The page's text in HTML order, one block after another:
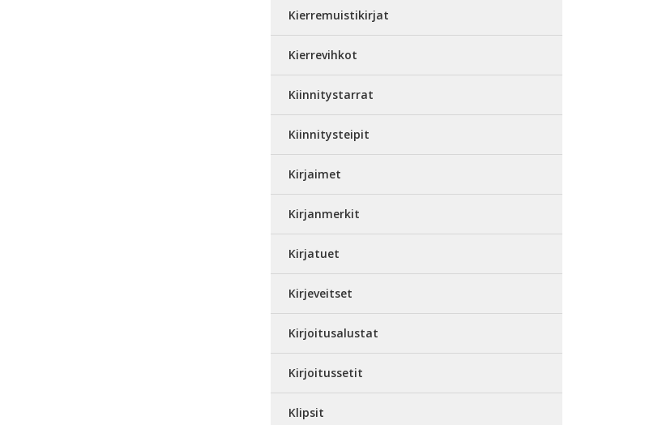
Kierremuistikirjat
Kierrevihkot
Kiinnitystarrat
Kiinnitysteipit
Kirjaimet
Kirjanmerkit
Kirjatuet
Kirjeveitset
Kirjoitusalustat
Kirjoitussetit
Klipsit